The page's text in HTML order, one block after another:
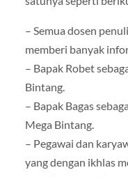
– Semua dosen
memberi banyak
– Bapak Robet
Bintang.
– Bapak Bagas
Mega Bintang.
– Pegawai dan
yang dengan ikhlas